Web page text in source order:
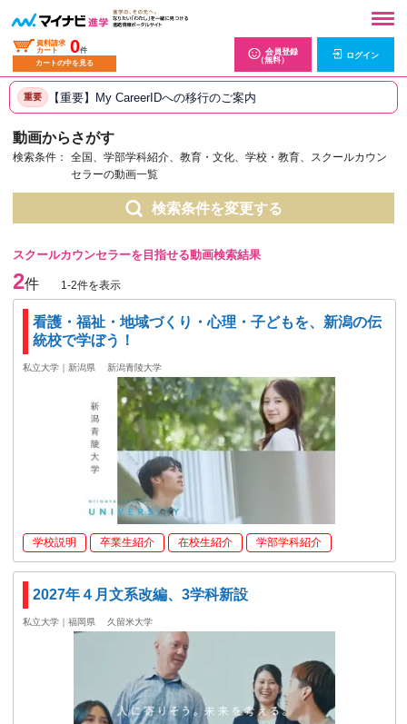
資料請求
カート
0件
カートの中を見る
会員登録
（無料）
ログイン
重要 【重要】My CareerIDへの移行のご案内
動画からさがす
検索条件：
全国、学部学科紹介、教育・文化、学校・教育、スクールカウン
セラーの動画一覧
検索条件を変更する
スクールカウンセラーを目指せる動画検索結果
2件 1-2件を表示
看護・福祉・地域づくり・心理・子どもを、新潟の伝
統校で学ぼう！
私立大学｜新潟県 新潟青陵大学
学校説明 卒業生紹介 在校生紹介 学部学科紹介
2027年４月文系改編、3学科新設
私立大学｜福岡県 久留米大学